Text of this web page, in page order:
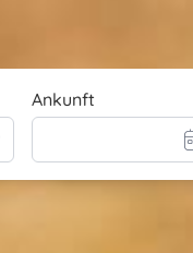
Ankunft